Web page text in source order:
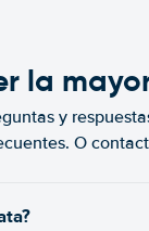
la
y
O